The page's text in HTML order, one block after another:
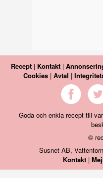
Recept | Kontakt |
Cookies| Avtal |
Goda och enkla recept till
©
Susnet AB,
Kontakt |